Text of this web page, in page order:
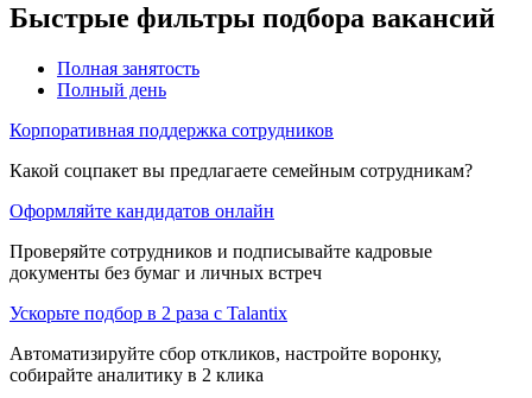
Быстрые фильтры подбора вакансий
Полная занятость
Полный день
Корпоративная поддержка сотрудников
Какой соцпакет вы предлагаете семейным сотрудникам?
Оформляйте кандидатов онлайн
Проверяйте сотрудников и подписывайте кадровые
документы без бумаг и личных встреч
Ускорьте подбор в 2 раза с Talantix
Автоматизируйте сбор откликов, настройте воронку,
собирайте аналитику в 2 клика